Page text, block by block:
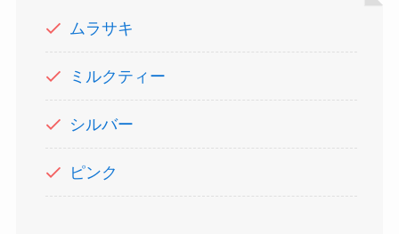
ムラサキ
ミルクティー
シルバー
ピンク